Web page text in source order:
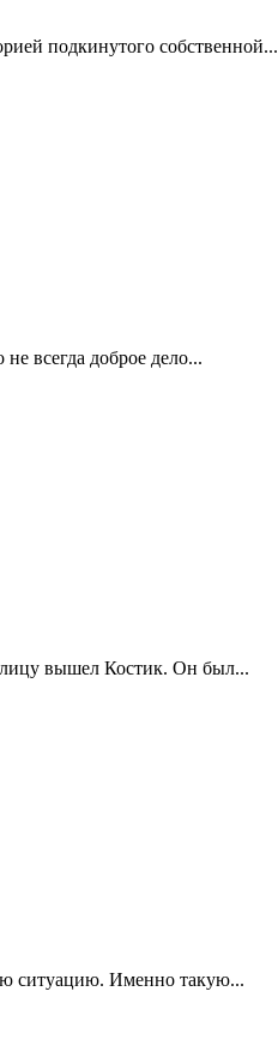
подкинутого собственной...
всегда доброе дело...
вышел Костик. Он был...
ситуацию. Именно такую...